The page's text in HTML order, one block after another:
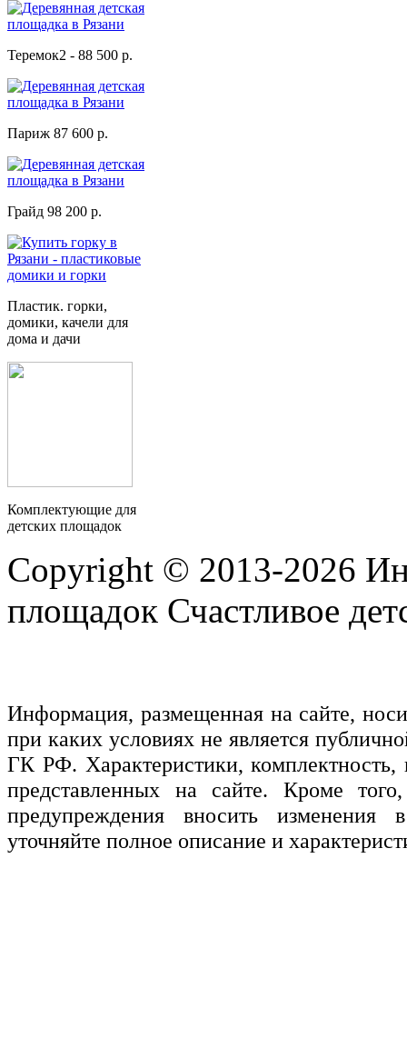
Теремок2 - 88 500 р.
Париж 87 600 р.
Грайд 98 200 р.
Пластик. горки,
домики, качели для
дома и дачи
Комплектующие для
детских площадок
Copyright © 2013-2026
площадок Счастливое
Информация, размещенная на сайте,
при каких условиях не является
ГК РФ. Характеристики,
представленных на сайте. Кроме
предупреждения вносить изменения
уточняйте полное описание и